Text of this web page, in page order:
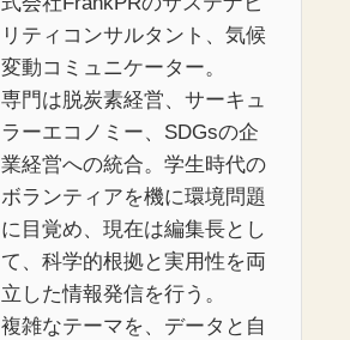
リティコンサルタント、気候
変動コミュニケーター。
専門は脱炭素経営、サーキュ
ラーエコノミー、SDGsの企
業経営への統合。学生時代の
ボランティアを機に環境問題
に目覚め、現在は編集長とし
て、科学的根拠と実用性を両
立した情報発信を行う。
複雑なテーマを、データと自